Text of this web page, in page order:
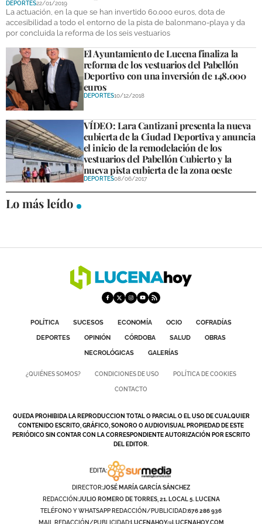
DEPORTES
COMPETICIONES
DEPORTE BASE
OPINIÓN
VENTANA CIUDADANA
CÓRDOBA
PROVINCIA
SUBBÉTICA HOY
SALUD
DEPORTES22/01/2019
La actuación, en la que se han invertido 60.000 euros, dota de
accesibilidad a todo el entorno de la pista de balonmano-playa y da
por concluida la reforma de los seis vestuarios
El Ayuntamiento de Lucena finaliza la
reforma de los vestuarios del Pabellón
Deportivo con una inversión de 148.000
euros
DEPORTES10/12/2018
VÍDEO: Lara Cantizani presenta la nueva
cubierta de la Ciudad Deportiva y anuncia
el inicio de la remodelación de los
vestuarios del Pabellón Cubierto y la
nueva pista cubierta de la zona oeste
DEPORTES08/06/2017
Lo más leído
POLÍTICA SUCESOS ECONOMÍA OCIO
COFRADÍAS
DEPORTES
OPINIÓN CÓRDOBA SALUD
OBRAS
NECROLÓGICAS
GALERÍAS
¿QUIÉNES SOMOS? CONDICIONES DE USO POLÍTICA DE COOKIES
CONTACTO
QUEDA PROHIBIDA LA REPRODUCCION TOTAL O PARCIAL O EL USO DE CUALQUIER
CONTENIDO ESCRITO, GRÁFICO, SONORO O AUDIOVISUAL PROPIEDAD DE ESTE
PERIÓDICO SIN CONTAR CON LA CORRESPONDIENTE AUTORIZACIÓN POR ESCRITO
DEL EDITOR.
EDITA:
DIRECTOR:JOSÉ MARÍA GARCÍA SÁNCHEZ
REDACCIÓN:JULIO ROMERO DE TORRES, 21. LOCAL 5. LUCENA
TELÉFONO Y WHATSAPP REDACCIÓN/PUBLICIDAD:676 286 936
MAIL REDACCIÓN/PUBLICIDAD:LUCENAHOY@LUCENAHOY.COM